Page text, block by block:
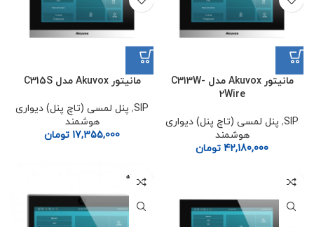
مانیتور Akuvox مدل C313W-
2Wire
SIP
, پنل لمسی (تاچ پنل) دیواری
هوشمند
42,180,000 تومان
مانیتور Akuvox مدل C315S
SIP
, پنل لمسی (تاچ پنل) دیواری
هوشمند
17,355,000 تومان
فروخته
شده